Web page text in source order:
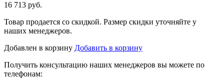
16 713 руб.
Товар продается со скидкой. Размер скидки уточняйте у
наших менеджеров.
Добавлен в корзину Добавить в корзину
Получить консультацию наших менеджеров вы можете по
телефонам: